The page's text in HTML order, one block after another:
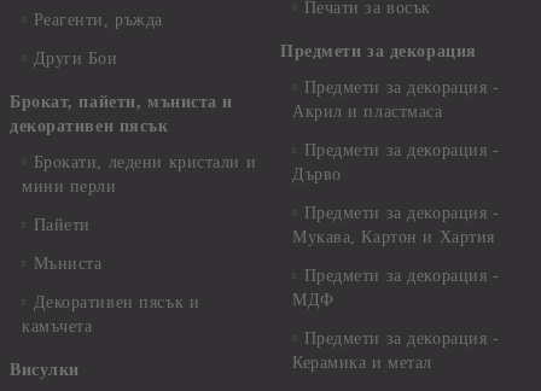
Реагенти, ръжда
Други Бои
Брокат, пайети, мъниста и
декоративен пясък
Брокати, ледени кристали и
мини перли
Пайети
Мъниста
Декоративен пясък и
камъчета
Висулки
Печати за восък
Предмети за декорация
Предмети за декорация -
Акрил и пластмаса
Предмети за декорация -
Дърво
Предмети за декорация -
Мукава, Картон и Хартия
Предмети за декорация -
МДФ
Предмети за декорация -
Керамика и метал